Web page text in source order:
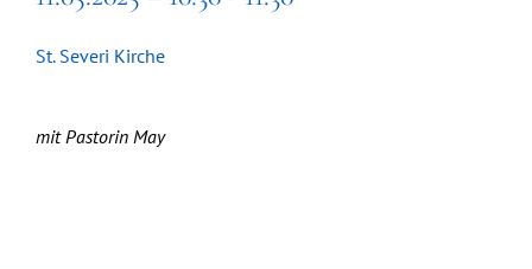
St. Severi Kirche
mit Pastorin May